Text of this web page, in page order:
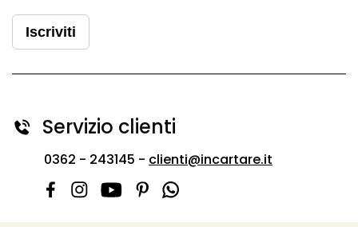
Iscriviti
Servizio clienti
0362 - 243145 - clienti@incartare.it